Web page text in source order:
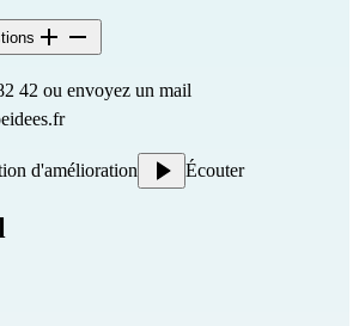
42 ou envoyez un mail
d'amélioration Écouter